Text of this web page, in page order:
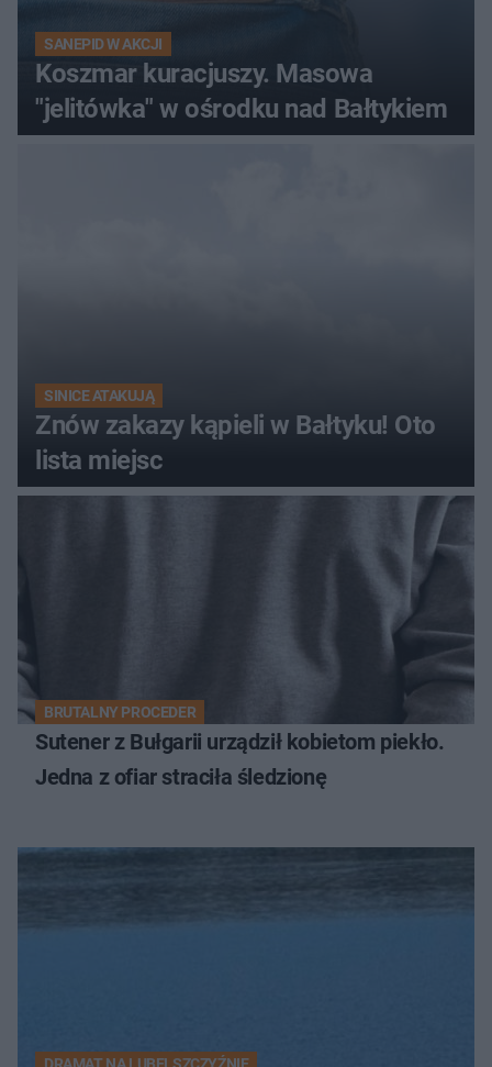
SANEPID W AKCJI
Koszmar kuracjuszy. Masowa
"jelitówka" w ośrodku nad Bałtykiem
SINICE ATAKUJĄ
Znów zakazy kąpieli w Bałtyku! Oto
lista miejsc
BRUTALNY PROCEDER
Sutener z Bułgarii urządził kobietom piekło.
Jedna z ofiar straciła śledzionę
DRAMAT NA LUBELSZCZYŹNIE